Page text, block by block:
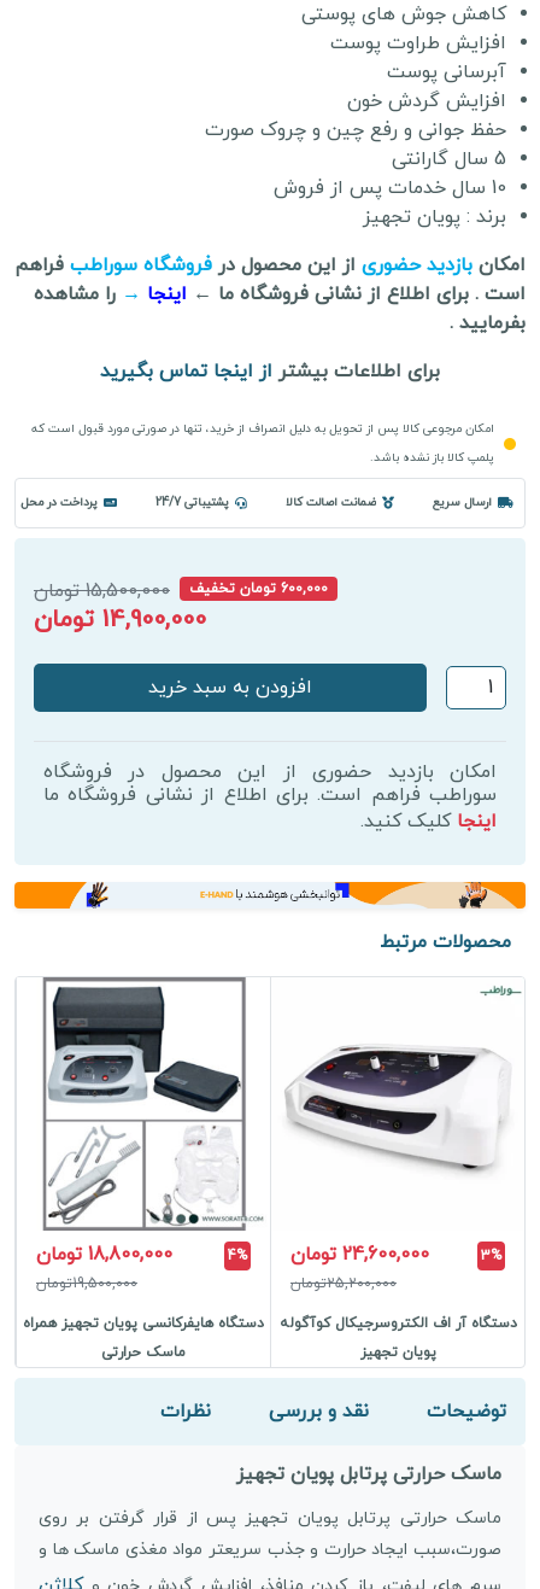
کاهش جوش های پوستی
افزایش طراوت پوست
آبرسانی پوست
افزایش گردش خون
حفظ جوانی و رفع چین و چروک صورت
5 سال گارانتی
10 سال خدمات پس از فروش
برند : پویان تجهیز
امکان بازدید حضوری از این محصول در فروشگاه سوراطب فراهم
است . برای اطلاع از نشانی فروشگاه ما ← اینجا → را مشاهده
بفرمایید .
برای اطلاعات بیشتر از اینجا تماس بگیرید
امکان مرجوعی کالا پس از تحویل به دلیل انصراف از خرید، تنها در صورتی مورد قبول است که
پلمپ کالا باز نشده باشد.
ارسال سریع ضمانت اصالت کالا پشتیباتی 24/7 پرداخت در محل
600,000 تومان تخفیف 15,500,000 تومان
14,900,000 تومان
ماسک
حرارتی
پویان
تجهیز
عدد
افزودن به سبد خرید
امکان بازدید حضوری از این محصول در فروشگاه
سوراطب فراهم است. برای اطلاع از نشانی فروشگاه ما
اینجا کلیک کنید.
محصولات مرتبط
3% 24,600,000 تومان
25,200,000تومان
دستگاه آر اف الکتروسرجیکال کوآگوله
پویان تجهیز
4% 18,800,000 تومان
19,500,000تومان
دستگاه هایفرکانسی پویان تجهیز همراه
ماسک حرارتی
توضیحات نقد و بررسی نظرات
ماسک حرارتی پرتابل پویان تجهیز
ماسک حرارتی پرتابل پویان تجهیز پس از قرار گرفتن بر روی
صورت،سبب ایجاد حرارت و جذب سریعتر مواد مغذی ماسک ها و